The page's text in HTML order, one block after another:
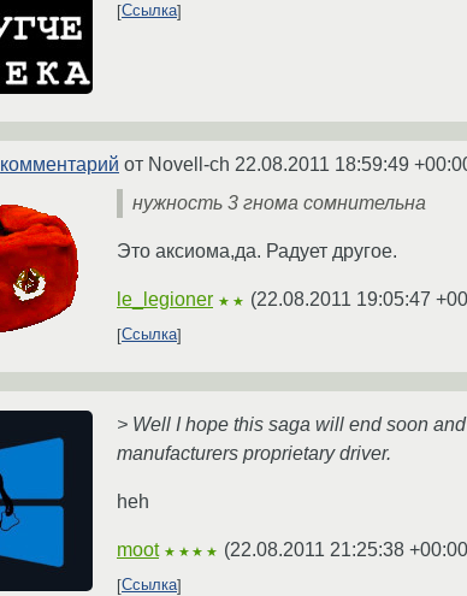
Ссылка
комментарий от Novell-ch 22.08.2011 18:59:49
нужность 3 гнома сомнительна
Это аксиома,да. Радует другое.
le_legioner ★★ (22.08.2011 19:05:47
Ссылка
> Well I hope this saga will end soon
manufacturers proprietary driver.
heh
moot ★★★★ (22.08.2011 21:25:38
Ссылка